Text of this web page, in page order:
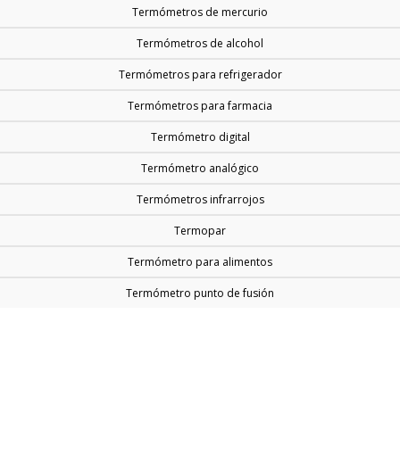
Termómetros de mercurio
Termómetros de alcohol
Termómetros para refrigerador
Termómetros para farmacia
Termómetro digital
Termómetro analógico
Termómetros infrarrojos
Termopar
Termómetro para alimentos
Termómetro punto de fusión